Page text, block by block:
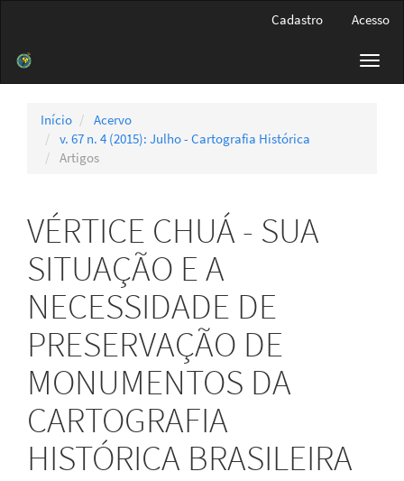
Barra
Cadastro Acesso
Início
Acervo
v. 67 n. 4 (2015): Julho - Cartografia Histórica
Artigos
VÉRTICE CHUÁ - SUA
SITUAÇÃO E A
NECESSIDADE DE
PRESERVAÇÃO DE
MONUMENTOS DA
CARTOGRAFIA
HISTÓRICA BRASILEIRA